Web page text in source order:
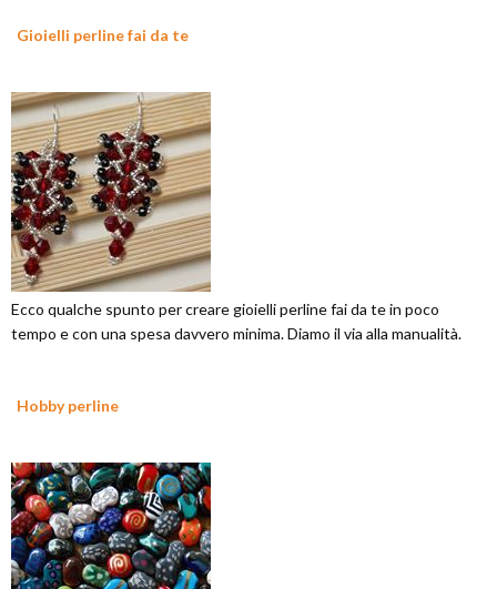
Gioielli perline fai da te
Ecco qualche spunto per creare gioielli perline fai da te in poco
tempo e con una spesa davvero minima. Diamo il via alla manualità.
Hobby perline